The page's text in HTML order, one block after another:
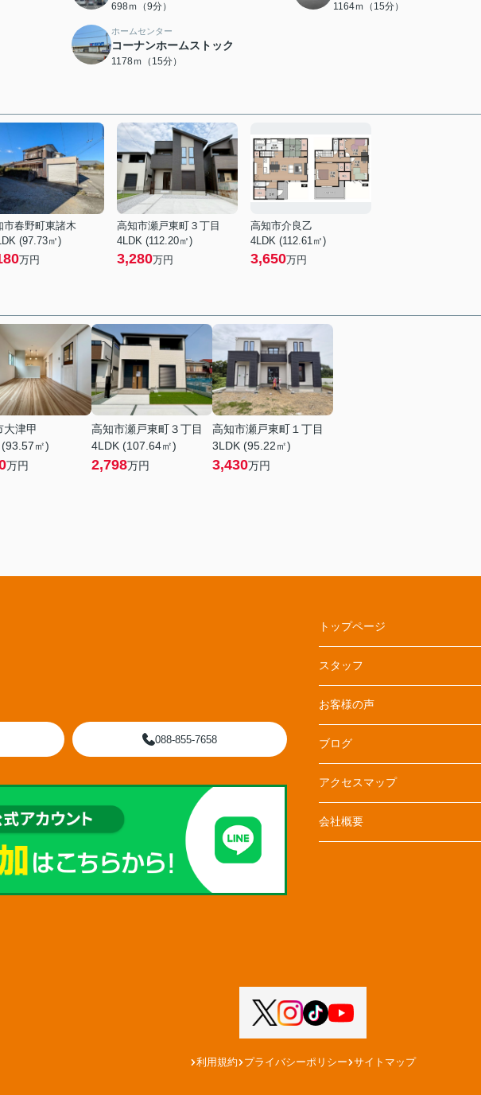
698ｍ（9分） 1164ｍ（15分）
ホームセンター
コーナンホームストック
1178ｍ（15分）
市春野町東諸木
(97.73㎡)
万円
高知市瀬戸東町３丁目
4LDK (112.20㎡)
3,280万円
高知市介良乙
4LDK (112.61㎡)
3,650万円
大津甲
㎡)
万円
高知市瀬戸東町３丁目
4LDK (107.64㎡)
2,798万円
高知市瀬戸東町１丁目
3LDK (95.22㎡)
3,430万円
088-855-7658
トップページ
スタッフ
お客様の声
ブログ
アクセスマップ
会社概要
利用規約 プライバシーポリシー サイトマップ